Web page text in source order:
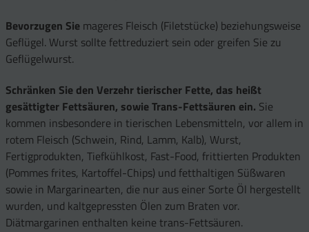
Bevorzugen Sie mageres Fleisch (Filetstücke) beziehungsweise
Geflügel. Wurst sollte fettreduziert sein oder greifen Sie zu
Geflügelwurst.
Schränken Sie den Verzehr tierischer Fette, das heißt
gesättigter Fettsäuren, sowie Trans-Fettsäuren ein. Sie
kommen insbesondere in tierischen Lebensmitteln, vor allem in
rotem Fleisch (Schwein, Rind, Lamm, Kalb), Wurst,
Fertigprodukten, Tiefkühlkost, Fast-Food, frittierten Produkten
(Pommes frites, Kartoffel-Chips) und fetthaltigen Süßwaren
sowie in Margarinearten, die nur aus einer Sorte Öl hergestellt
wurden, und kaltgepressten Ölen zum Braten vor.
Diätmargarinen enthalten keine trans-Fettsäuren.